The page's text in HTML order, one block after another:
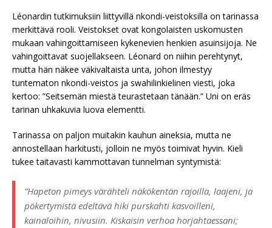
Léonardin tutkimuksiin liittyvillä nkondi-veistoksilla on tarinassa
merkittävä rooli. Veistokset ovat kongolaisten uskomusten
mukaan vahingoittamiseen kykenevien henkien asuinsijoja. Ne
vahingoittavat suojellakseen. Léonard on niihin perehtynyt,
mutta hän näkee väkivaltaista unta, johon ilmestyy
tuntematon nkondi-veistos ja swahilinkielinen viesti, joka
kertoo: ”Seitsemän miestä teurastetaan tänään.” Uni on eräs
tarinan uhkakuvia luova elementti.
Tarinassa on paljon muitakin kauhun aineksia, mutta ne
annostellaan harkitusti, jolloin ne myös toimivat hyvin. Kieli
tukee taitavasti kammottavan tunnelman syntymistä:
”Hapeton pimeys värähteli näkökentän rajoilla, laajeni, ja
pökertymistä edeltävä hiki purskahti kasvoilleni,
kainaloihin, nivusiin. Kiskaisin verhoa horjahtaessani;